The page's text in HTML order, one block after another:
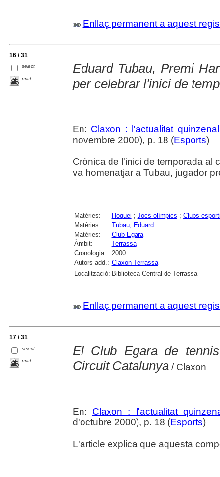
Enllaç permanent a aquest
16 / 31
select
print
Eduard Tubau, Premi
per celebrar l'inici de
En: Claxon : l'actualitat quinzenal
novembre 2000), p. 18 (Esports)
Crònica de l'inici de temporada al
va homenatjar a Tubau, jugador
Matèries: Hoquei ; Jocs olímpics ; Clubs
Matèries:
Tubau, Eduard
Matèries:
Club Egara
Àmbit:
Terrassa
Cronologia:
2000
Autors add.: Claxon Terrassa
Localització: Biblioteca Central de Terrassa
Enllaç permanent a aquest
17 / 31
select
print
El Club Egara de
Circuit Catalunya/ Claxon
En: Claxon : l'actualitat
d'octubre 2000), p. 18 (Esports)
L'article explica que aquesta